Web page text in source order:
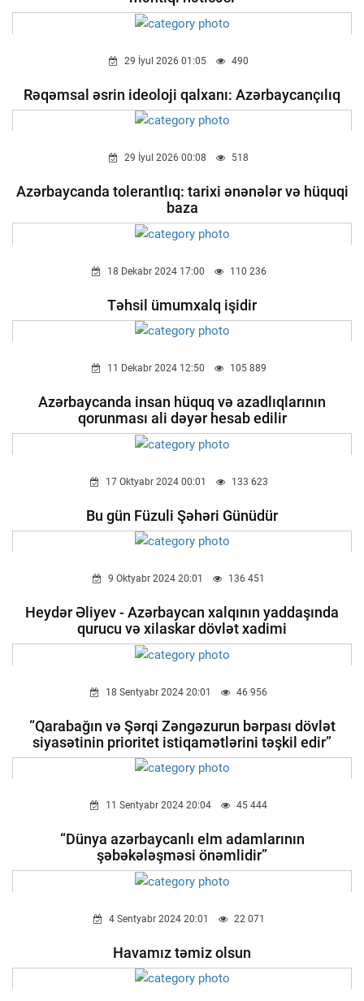
29 İyul 2026 01:05 490
Rəqəmsal əsrin ideoloji qalxanı: Azərbaycançılıq
29 İyul 2026 00:08 518
Azərbaycanda tolerantlıq: tarixi ənənələr və hüquqi
baza
18 Dekabr 2024 17:00 110 236
Təhsil ümumxalq işidir
11 Dekabr 2024 12:50 105 889
Azərbaycanda insan hüquq və azadlıqlarının
qorunması ali dəyər hesab edilir
17 Oktyabr 2024 00:01 133 623
Bu gün Füzuli Şəhəri Günüdür
9 Oktyabr 2024 20:01 136 451
Heydər Əliyev - Azərbaycan xalqının yaddaşında
qurucu və xilaskar dövlət xadimi
18 Sentyabr 2024 20:01 46 956
“Qarabağın və Şərqi Zəngəzurun bərpası dövlət
siyasətinin prioritet istiqamətlərini təşkil edir”
11 Sentyabr 2024 20:04 45 444
“Dünya azərbaycanlı elm adamlarının
şəbəkələşməsi önəmlidir”
4 Sentyabr 2024 20:01 22 071
Havamız təmiz olsun